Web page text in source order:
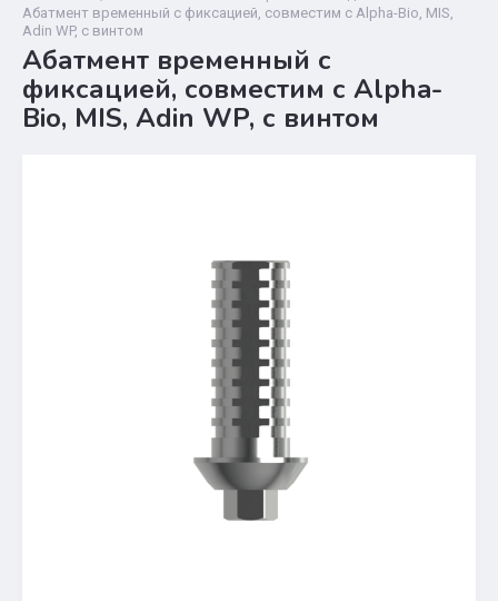
Абатмент временный с фиксацией, совместим с Alpha-Bio, MIS,
Adin WP, с винтом
Абатмент временный с
фиксацией, совместим с Alpha-
Bio, MIS, Adin WP, с винтом